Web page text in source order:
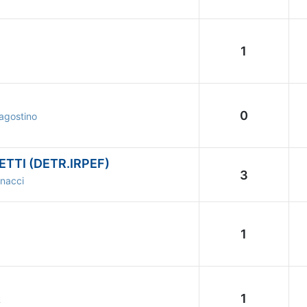
1
0
(DETR.IRPEF)
3
1
1